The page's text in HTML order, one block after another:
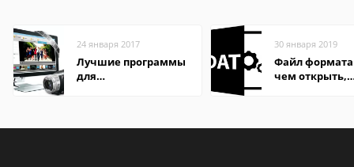
24 января 2017
Лучшие программы
для
30 января 2019
Файл формата
чем открыть,